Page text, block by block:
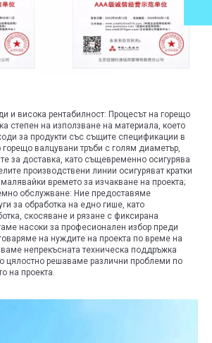
и висока рентабилност: Процесът на горещо
степен на използване на материала, което
за продукти със същите спецификации в
горещо валцувани тръби с голям диаметър,
за доставка, като същевременно осигурява
производствени линии осигуряват кратки
времето за изчакване на проекта;
обслужване: Ние предоставяме
за обработка на едно гише, като
скосяване и рязане с фиксирана
насоки за професионален избор преди
на нуждите на проекта по време на
непрекъсната техническа поддръжка
цялостно решаваме различни проблеми по
на проекта.